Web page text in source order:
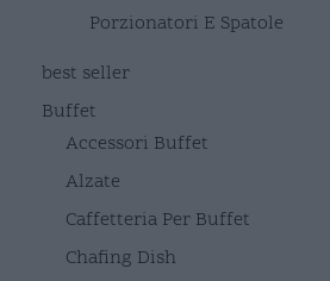
Porzionatori E Spatole
best seller
Buffet
Accessori Buffet
Alzate
Caffetteria Per Buffet
Chafing Dish